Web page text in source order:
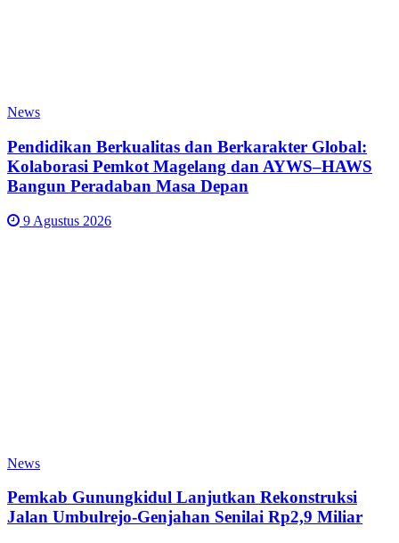
News
Pendidikan Berkualitas dan Berkarakter Global:
Kolaborasi Pemkot Magelang dan AYWS–HAWS
Bangun Peradaban Masa Depan
9 Agustus 2026
News
Pemkab Gunungkidul Lanjutkan Rekonstruksi
Jalan Umbulrejo-Genjahan Senilai Rp2,9 Miliar